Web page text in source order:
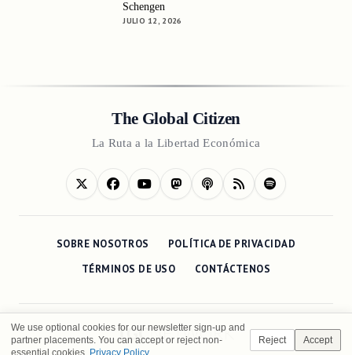
Schengen
JULIO 12, 2026
The Global Citizen
La Ruta a la Libertad Económica
SOBRE NOSOTROS
POLÍTICA DE PRIVACIDAD
TÉRMINOS DE USO
CONTÁCTENOS
We use optional cookies for our newsletter sign-up and
partner placements. You can accept or reject non-
essential cookies. Privacy Policy
Reject Accept